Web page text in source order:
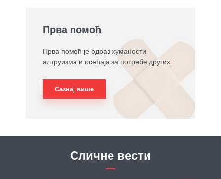
Прва помоћ
Прва помоћ је одраз хуманости,
алтруизма и осећаја за потребе других.
Сазнај више
Сличне вести